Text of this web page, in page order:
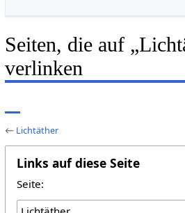
Seiten, die auf
verlinken
← Lichtäther
Links auf diese Seite
Seite: